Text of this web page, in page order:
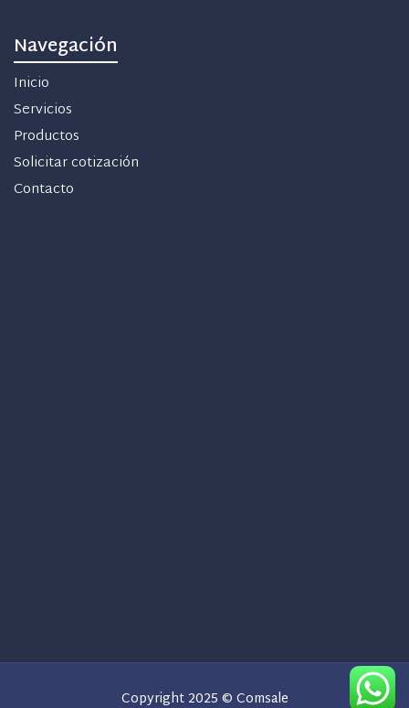
Navegación
Inicio
Servicios
Productos
Solicitar cotización
Contacto
Copyright 2025 © Comsale